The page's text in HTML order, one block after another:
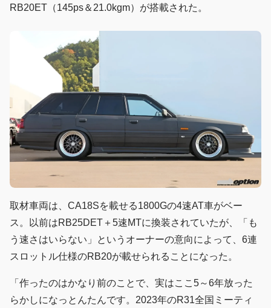
RB20ET（145ps＆21.0kgm）が搭載された。
取材車両は、CA18Sを載せる1800Gの4速AT車がベー
ス。以前はRB25DET＋5速MTに換装されていたが、「も
う速さはいらない」というオーナーの意向によって、6連
スロットル仕様のRB20が載せられることになった。
「作ったのはかなり前のことで、実はここ5～6年放った
らかしになっとんたんです。2023年のR31全国ミーティ